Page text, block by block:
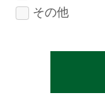
その他